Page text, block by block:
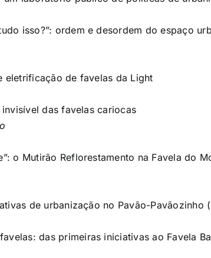
isso?”: ordem e desordem do espaço
eletrificação de favelas da Light
das favelas cariocas
o Mutirão Reflorestamento na Favela do
de urbanização no Pavão-Pavãozinho
das primeiras iniciativas ao Favela